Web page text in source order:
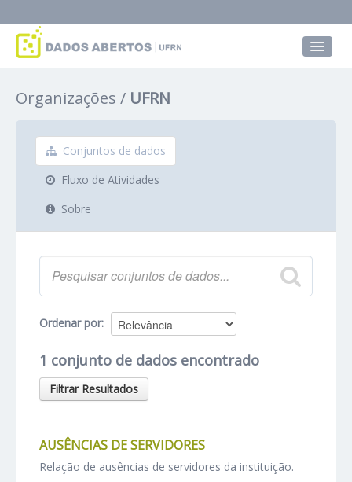
Grupos
Sobre
Organizações UFRN
Conjuntos de dados
Fluxo de Atividades
Sobre
Ordenar por
1 conjunto de dados encontrado
Filtrar Resultados
AUSÊNCIAS DE SERVIDORES
Relação de ausências de servidores da instituição.